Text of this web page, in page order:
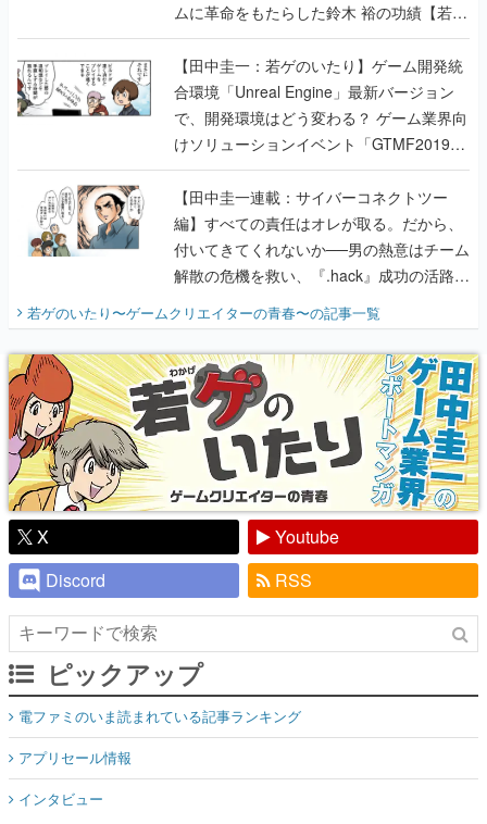
ムに革命をもたらした鈴木 裕の功績【若ゲ
のいたり】
【田中圭一：若ゲのいたり】ゲーム開発統
合環境「Unreal Engine」最新バージョン
で、開発環境はどう変わる？ ゲーム業界向
けソリューションイベント「GTMF2019」
に行って、より理解を深めよう【PR】
【田中圭一連載：サイバーコネクトツー
編】すべての責任はオレが取る。だから、
付いてきてくれないか──男の熱意はチーム
解散の危機を救い、『.hack』成功の活路を
開く。業界の快男児・松山 洋に流れる血は
『少年ジャンプ』色だった【若ゲのいた
り】
若ゲのいたり〜ゲームクリエイターの青春〜の記事一覧
X
Youtube
Discord
RSS
ピックアップ
電ファミのいま読まれている記事ランキング
アプリセール情報
インタビュー